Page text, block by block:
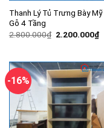
Thanh Lý Tủ Trưng Bày
Gỗ 4 Tầng
2.800.000₫ Giá
2.200.000₫
-16%